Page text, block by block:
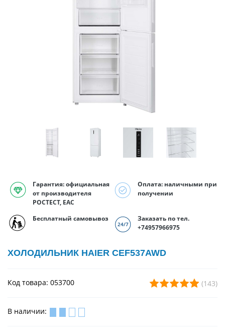
Гарантия: официальная
от производителя
РОСТЕСТ, EAC
Оплата: наличными при
получении
Бесплатный самовывоз
Заказать по тел.
+74957966975
ХОЛОДИЛЬНИК HAIER CEF537AWD
Код товара: 053700 (143)
В наличии: